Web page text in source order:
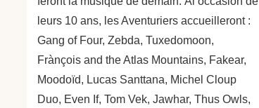
leurs 10 ans, les Aventuriers accueilleront :
Gang of Four, Zebda, Tuxedomoon,
Frànçois and the Atlas Mountains, Fakear,
Moodoïd, Lucas Santtana, Michel Cloup
Duo, Even If, Tom Vek, Jawhar, Thus Owls,